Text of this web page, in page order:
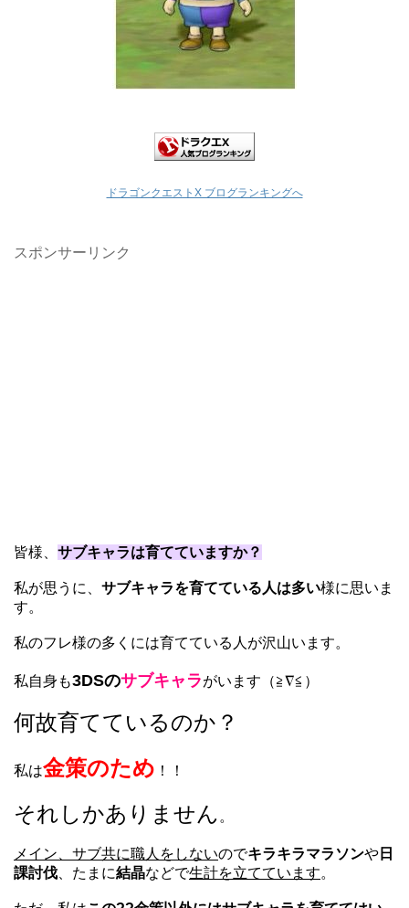
ドラゴンクエストX ブログランキングへ
スポンサーリンク
皆様、 サブキャラは育てていますか？
私が思うに、 サブキャラを育てている人は多い様に思いま
す。
私のフレ様の多くには育てている人が沢山います。
私自身も3DSのサブキャラがいます（≧∇≦）
何故育てているのか？
私は金策のため ！！
それしかありません 。
メイン、サブ共に職人をしないのでキラキラマラソンや 日
課討伐 、たまに結晶などで生計を立てています。